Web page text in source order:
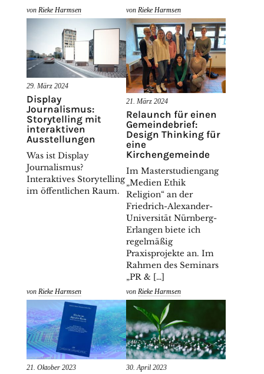
von Rieke Harmsen von Rieke Harmsen
29. März 2024
Display
Journalismus:
Storytelling mit
interaktiven
Ausstellungen
Was ist Display
Journalismus?
Interaktives Storytelling
im öffentlichen Raum.
von Rieke Harmsen
21. März 2024
Relaunch für einen
Gemeindebrief:
Design Thinking für
eine
Kirchengemeinde
Im Masterstudiengang
„Medien Ethik
Religion“ an der
Friedrich-Alexander-
Universität Nürnberg-
Erlangen biete ich
regelmäßig
Praxisprojekte an. Im
Rahmen des Seminars
„PR & […]
von Rieke Harmsen
21. Oktober 2023 30. April 2023